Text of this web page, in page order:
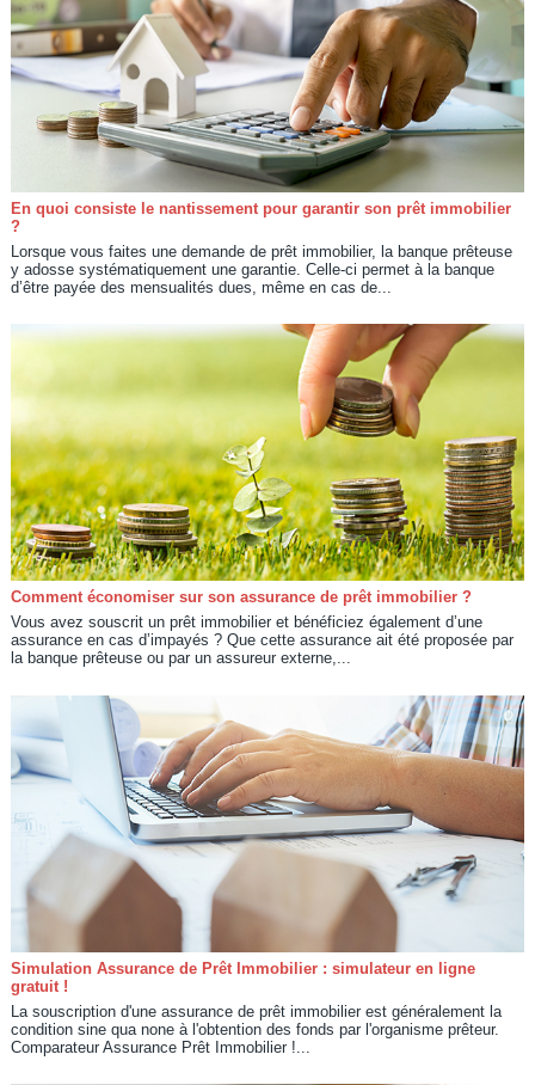
En quoi consiste le nantissement pour garantir son prêt immobilier
?
Lorsque vous faites une demande de prêt immobilier, la banque prêteuse
y adosse systématiquement une garantie. Celle-ci permet à la banque
d’être payée des mensualités dues, même en cas de...
Comment économiser sur son assurance de prêt immobilier ?
Vous avez souscrit un prêt immobilier et bénéficiez également d’une
assurance en cas d’impayés ? Que cette assurance ait été proposée par
la banque prêteuse ou par un assureur externe,...
Simulation Assurance de Prêt Immobilier : simulateur en ligne
gratuit !
La souscription d'une assurance de prêt immobilier est généralement la
condition sine qua none à l'obtention des fonds par l'organisme prêteur.
Comparateur Assurance Prêt Immobilier !...